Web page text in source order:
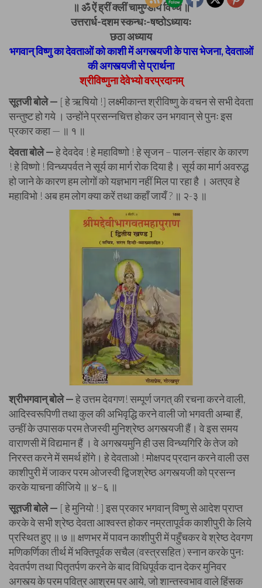
॥ ॐ ऐं ह्रीं क्लीं चामुण्डायै विच्चे ॥
उत्तरार्ध-दशम स्कन्धः-षष्ठोऽध्यायः
छठा अध्याय
भगवान् विष्णु का देवताओं को काशी में अगस्त्यजी के पास भेजना, देवताओं
की अगस्त्यजी से प्रार्थना
श्रीविष्णुना देवेभ्यो वरप्रदानम्
सूतजी बोले — [ हे ऋषियो !] लक्ष्मीकान्त श्रीविष्णु के वचन से सभी देवता
सन्तुष्ट हो गये । उन्होंने प्रसन्नचित्त होकर उन भगवान् से पुनः इस
प्रकार कहा — ॥ १ ॥
देवता बोले —हे देवदेव ! हे महाविष्णो ! हे सृजन – पालन-संहार के कारण
! हे विष्णो ! विन्ध्यपर्वत ने सूर्य का मार्ग रोक दिया है। सूर्य का मार्ग अवरुद्ध
हो जाने के कारण हम लोगों को यज्ञभाग नहीं मिल पा रहा है । अतएव हे
महाविभो ! अब हम लोग क्या करें तथा कहाँ जायँ ? ॥ २-३ ॥
श्रीभगवान् बोले —हे उत्तम देवगण! सम्पूर्ण जगत् की रचना करने वाली,
आदिस्वरूपिणी तथा कुल की अभिवृद्धि करने वाली जो भगवती अम्बा हैं,
उन्हीं के उपासक परम तेजस्वी मुनिश्रेष्ठ अगस्त्यजी हैं। वे इस समय
वाराणसी में विद्यमान हैं । वे अगस्त्यमुनि ही उस विन्ध्यगिरि के तेज को
निरस्त करने में समर्थ होंगे। हे देवताओ ! मोक्षपद प्रदान करने वाली उस
काशीपुरी में जाकर परम ओजस्वी द्विजश्रेष्ठ अगस्त्यजी को प्रसन्न
करके याचना कीजिये ॥ ४–६ ॥
सूतजी बोले — [ हे मुनियो ! ] इस प्रकार भगवान् विष्णु से आदेश प्राप्त
करके वे सभी श्रेष्ठ देवता आश्वस्त होकर नम्रतापूर्वक काशीपुरी के लिये
प्रस्थित हुए ॥ ७ ॥ क्षणभर में पावन काशीपुरी में पहुँचकर वे श्रेष्ठ देवगण
मणिकर्णिका तीर्थ में भक्तिपूर्वक सचैल (वस्त्रसहित ) स्नान करके पुनः
देवतर्पण तथा पितृतर्पण करने के बाद विधिपूर्वक दान देकर मुनिवर
अगस्त्य के परम पवित्र आश्रम पर आये, जो शान्तस्वभाव वाले हिंसक